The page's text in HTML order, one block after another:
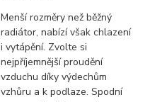
Menší rozměry než běžný
radiátor, nabízí však chlazení
i vytápění. Zvolte si
nejpříjemnější proudění
vzduchu díky výdechům
vzhůru a k podlaze. Spodní